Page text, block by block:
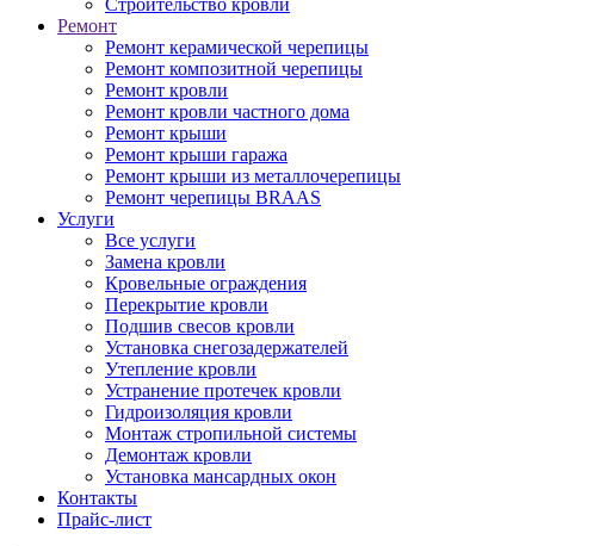
Строительство кровли
Ремонт
Ремонт керамической черепицы
Ремонт композитной черепицы
Ремонт кровли
Ремонт кровли частного дома
Ремонт крыши
Ремонт крыши гаража
Ремонт крыши из металлочерепицы
Ремонт черепицы BRAAS
Услуги
Все услуги
Замена кровли
Кровельные ограждения
Перекрытие кровли
Подшив свесов кровли
Установка снегозадержателей
Утепление кровли
Устранение протечек кровли
Гидроизоляция кровли
Монтаж стропильной системы
Демонтаж кровли
Установка мансардных окон
Контакты
Прайс-лист